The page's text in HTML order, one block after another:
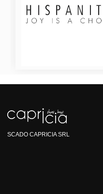
SCADO CAPRICIA SRL